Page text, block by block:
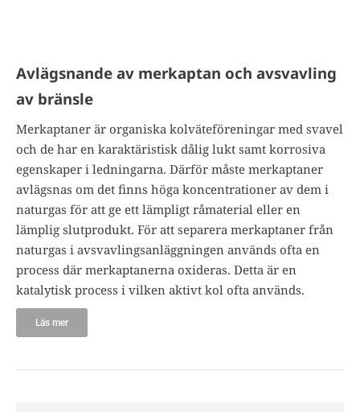
Avlägsnande av merkaptan och avsvavling
av bränsle
Merkaptaner är organiska kolväteföreningar med svavel
och de har en karaktäristisk dålig lukt samt korrosiva
egenskaper i ledningarna. Därför måste merkaptaner
avlägsnas om det finns höga koncentrationer av dem i
naturgas för att ge ett lämpligt råmaterial eller en
lämplig slutprodukt. För att separera merkaptaner från
naturgas i avsvavlingsanläggningen används ofta en
process där merkaptanerna oxideras. Detta är en
katalytisk process i vilken aktivt kol ofta används.
Läs mer